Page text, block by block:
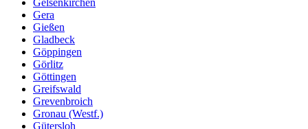
Gelsenkirchen
Gera
Gießen
Gladbeck
Göppingen
Görlitz
Göttingen
Greifswald
Grevenbroich
Gronau (Westf.)
Gütersloh